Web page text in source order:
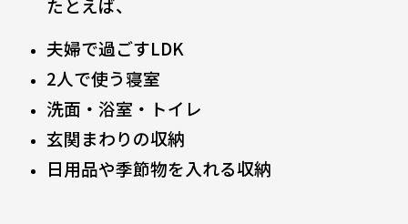
たとえば、
夫婦で過ごすLDK
2人で使う寝室
洗面・浴室・トイレ
玄関まわりの収納
日用品や季節物を入れる収納